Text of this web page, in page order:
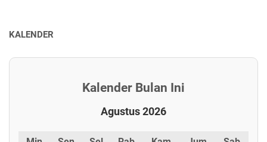
KALENDER
Kalender Bulan Ini
Agustus 2026